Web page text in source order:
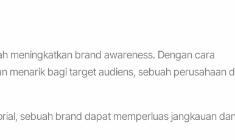
meningkatkan brand awareness. Dengan cara
menarik bagi target audiens, sebuah perusahaan
sebuah brand dapat memperluas jangkauan